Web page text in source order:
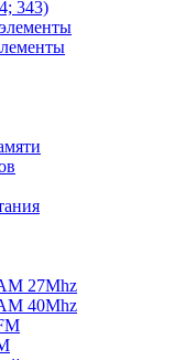
343)
27Mhz
40Mhz